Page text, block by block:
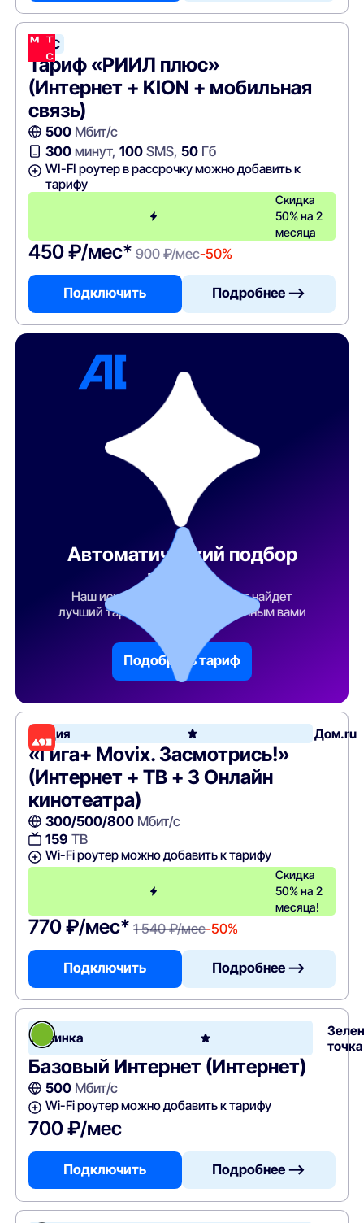
МТС
Тариф «РИИЛ плюс»
(Интернет + KION + мобильная
связь)
500Мбит/с
300минут, 100SMS, 50Гб
WI-FI роутер в рассрочку можно добавить к
тарифу
Скидка
50% на 2
месяца
450 ₽/мес* 900 ₽/мес-50%
Подключить Подробнее —>
Автоматический подбор
тарифа
Наш искусственный интеллект найдет
лучший тарифный план по указанным вами
Подобрать тариф
Акция Дом.ru
«Гига+ Movix. Засмотрись!»
(Интернет + ТВ + 3 Онлайн
кинотеатра)
300/500/800Мбит/с
159 ТВ
Wi-Fi роутер можно добавить к тарифу
Скидка
50% на 2
месяца!
770 ₽/мес* 1 540 ₽/мес-50%
Подключить Подробнее —>
Новинка
точка
Базовый Интернет (Интернет)
500Мбит/с
Wi-Fi роутер можно добавить к тарифу
700 ₽/мес
Подключить Подробнее —>